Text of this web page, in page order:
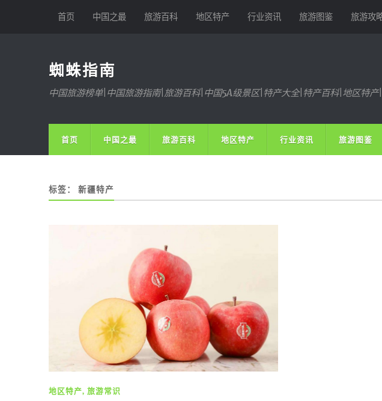
首页 中国之最 旅游百科 地区特产 行业资讯 旅游图鉴 旅游攻
蜘蛛指南
中国旅游榜单|中国旅游指南|旅游百科|中国5A级景区|特产大全|特产百科|地区特
首页 中国之最 旅游百科 地区特产 行业资讯 旅游图鉴
标签： 新疆特产
地区特产, 旅游常识